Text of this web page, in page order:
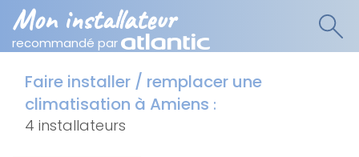
Mon installateur
recommandé par
Faire installer / remplacer une
climatisation à Amiens :
4 installateurs